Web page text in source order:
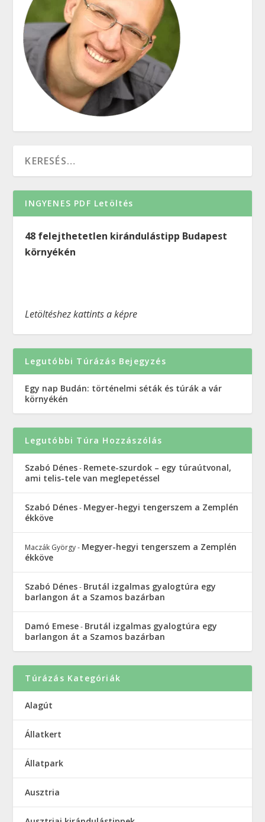
INGYENES PDF Letöltés
48 felejthetetlen kirándulástipp Budapest
környékén
Letöltéshez kattints a képre
Legutóbbi Túrázás Bejegyzés
Egy nap Budán: történelmi séták és túrák a vár
környékén
Legutóbbi Túra Hozzászólás
Szabó Dénes- Remete-szurdok – egy túraútvonal,
ami telis-tele van meglepetéssel
Szabó Dénes- Megyer-hegyi tengerszem a Zemplén
ékköve
Maczák György- Megyer-hegyi tengerszem a Zemplén
ékköve
Szabó Dénes- Brutál izgalmas gyalogtúra egy
barlangon át a Szamos bazárban
Damó Emese- Brutál izgalmas gyalogtúra egy
barlangon át a Szamos bazárban
Túrázás Kategóriák
Alagút
Állatkert
Állatpark
Ausztria